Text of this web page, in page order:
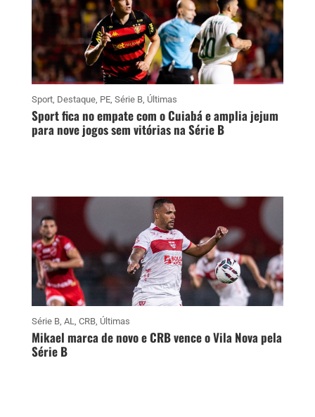
Sport, Destaque, PE, Série B, Últimas
Sport fica no empate com o Cuiabá e amplia jejum
para nove jogos sem vitórias na Série B
Série B, AL, CRB, Últimas
Mikael marca de novo e CRB vence o Vila Nova pela
Série B